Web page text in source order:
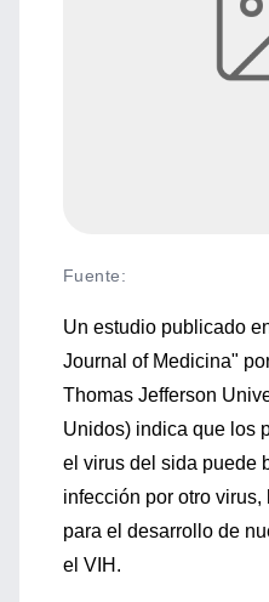
Fuente:
Un estudio publicado
Journal of Medicina"
Thomas Jefferson
Unidos) indica que los
el virus del sida puede
infección por otro
para el desarrollo de
el VIH.